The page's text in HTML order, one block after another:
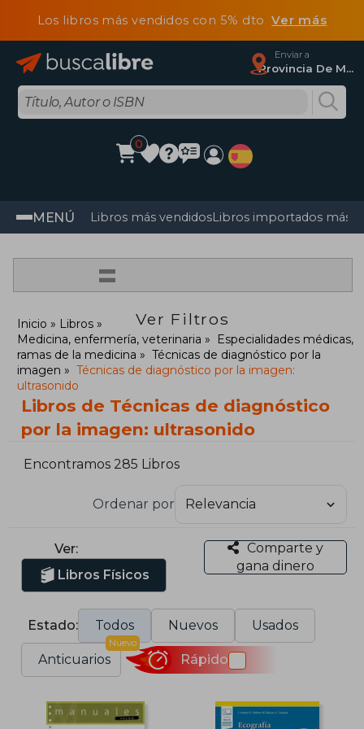
Los libros más vendidos con 5% dtoVer más
Enviar a
Provincia De Madrid
0
MENÚ Libros más vendidosLibros importados más
=
Ver Filtros
Inicio
Libros
Medicina, enfermería, veterinaria
Especialidades médicas,
ramas de la medicina
Técnicas de diagnóstico por la
imagen
Técnicas de diagnóstico por la imagen:
ultrasonido
Libros de Técnicas de diagnóstico
por la imagen: ultrasonido
Encontramos 285 Libros
Ordenar por
Ver:
Libros Físicos
Comparte y
gana dinero
Estado: Todos Nuevos Usados
Anticuarios
Nuevo
Rápido